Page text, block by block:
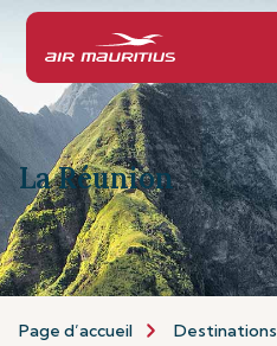
La Réunion
Page d’accueil Destinations